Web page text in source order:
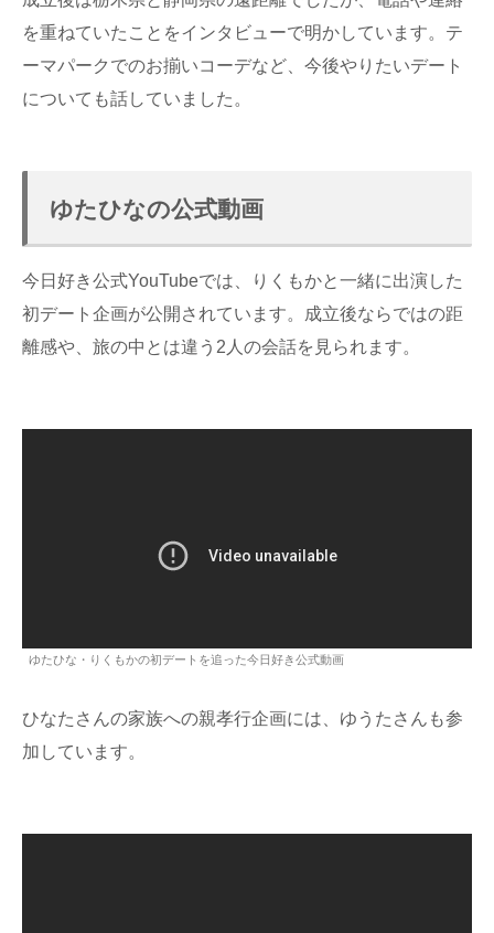
を重ねていたことをインタビューで明かしています。テ
ーマパークでのお揃いコーデなど、今後やりたいデート
についても話していました。
ゆたひなの公式動画
今日好き公式YouTubeでは、りくもかと一緒に出演した
初デート企画が公開されています。成立後ならではの距
離感や、旅の中とは違う2人の会話を見られます。
ゆたひな・りくもかの初デートを追った今日好き公式動画
ひなたさんの家族への親孝行企画には、ゆうたさんも参
加しています。